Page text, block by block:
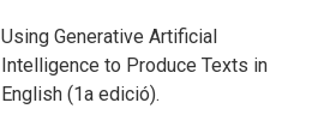
Using Generative Artificial
Intelligence to Produce Texts in
English (1a edició).